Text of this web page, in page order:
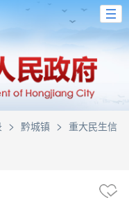
> 黔城镇 > 重大民生信